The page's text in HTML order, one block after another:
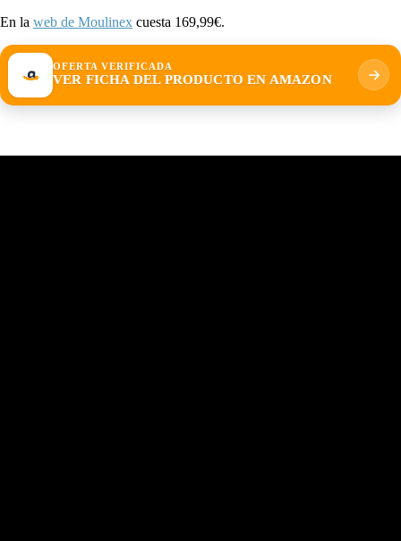
En la web de Moulinex cuesta 169,99€.
OFERTA VERIFICADA
VER FICHA DEL PRODUCTO EN AMAZON